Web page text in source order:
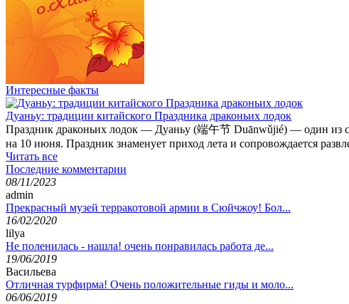
Интересные факты
Дуаньу: традиции китайского Праздника драконьих лодок
Праздник драконьих лодок — Дуаньу (端午节 Duānwǔjié) — один из
на 10 июня. Праздник знаменует приход лета и сопровождается
Читать все
Последние комментарии
08/11/2023
admin
Прекрасный музей терракотовой армии в Сюйчжоу! Бол...
16/02/2020
lilya
Не поленилась - нашла! очень понравилась работа де...
19/06/2019
Васильева
Отличная турфирма! Очень положительные гиды и моло...
06/06/2019